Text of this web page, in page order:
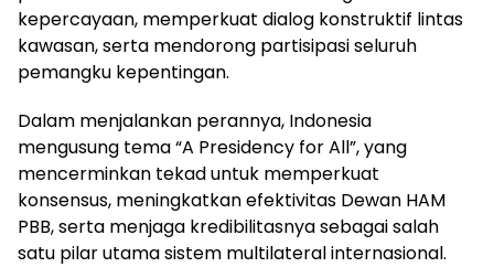
kepercayaan, memperkuat dialog konstruktif lintas
kawasan, serta mendorong partisipasi seluruh
pemangku kepentingan.
Dalam menjalankan perannya, Indonesia
mengusung tema “A Presidency for All”, yang
mencerminkan tekad untuk memperkuat
konsensus, meningkatkan efektivitas Dewan HAM
PBB, serta menjaga kredibilitasnya sebagai salah
satu pilar utama sistem multilateral internasional.